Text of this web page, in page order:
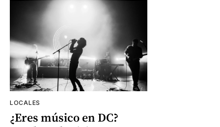
LOCALES
¿Eres músico en DC?